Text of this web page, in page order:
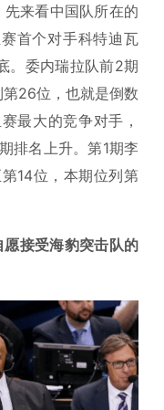
先来看中国队所在的
首个对手科特迪瓦
。委内瑞拉队前2期
26位，也就是倒数
最大的竞争对手，
排名上升。第1期李
14位，本期位列第
接受海豹突击队的